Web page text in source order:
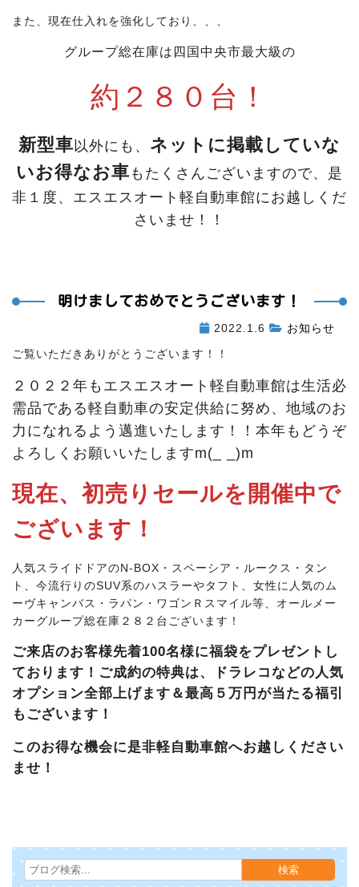
また、現在仕入れを強化しており、、、
グループ総在庫は四国中央市最大級の
約２８０台！
新型車以外にも、 ネットに掲載していな
いお得なお車 もたくさんございますので、是
非１度、エスエスオート軽自動車館にお越しくだ
さいませ！！
明けましておめでとうございます！
2022.1.6
お知らせ
ご覧いただきありがとうございます！！
２０２２年もエスエスオート軽自動車館は生活必
需品である軽自動車の安定供給に努め、地域のお
力になれるよう邁進いたします！！本年もどうぞ
よろしくお願いいたしますm(_ _)m
現在、初売りセールを開催中で
ございます！
人気スライドドアのN-BOX・スペーシア・ルークス・タン
ト、今流行りのSUV系のハスラーやタフト、女性に人気のム
ーヴキャンバス・ラパン・ワゴンＲスマイル等、オールメー
カーグループ総在庫２８２台ございます！
ご来店のお客様先着100名様に福袋をプレゼントし
ております！ご成約の特典は、ドラレコなどの人気
オプション全部上げます＆最高５万円が当たる福引
もございます！
このお得な機会に是非軽自動車館へお越しください
ませ！